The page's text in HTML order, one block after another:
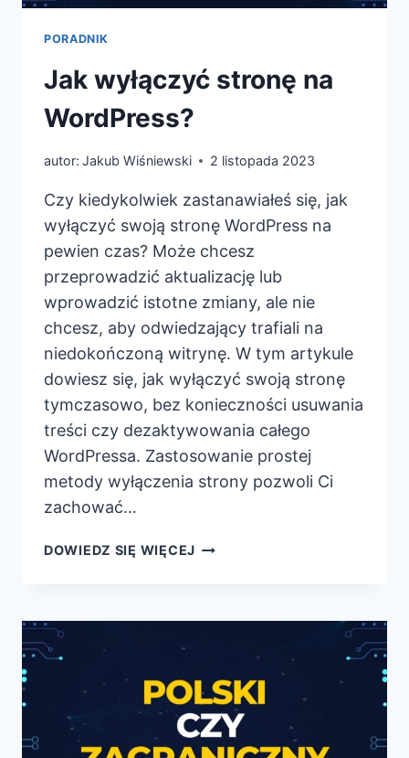
PORADNIK
Jak wyłączyć stronę na
WordPress?
autor: Jakub Wiśniewski 2 listopada 2023
Czy kiedykolwiek zastanawiałeś się, jak
wyłączyć swoją stronę WordPress na
pewien czas? Może chcesz
przeprowadzić aktualizację lub
wprowadzić istotne zmiany, ale nie
chcesz, aby odwiedzający trafiali na
niedokończoną witrynę. W tym artykule
dowiesz się, jak wyłączyć swoją stronę
tymczasowo, bez konieczności usuwania
treści czy dezaktywowania całego
WordPressa. Zastosowanie prostej
metody wyłączenia strony pozwoli Ci
zachować…
DOWIEDZ SIĘ WIĘCEJJAK